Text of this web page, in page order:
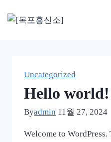
Uncategorized
Hello world!
Byadmin 11월 27, 2024
Welcome to